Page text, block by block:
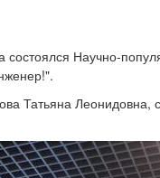
состоялся Научно-
Татьяна Леонидовна,